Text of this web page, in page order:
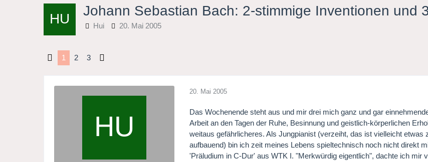
Johann Sebastian Bach: 2-stimmige Inventionen und
Hui 20. Mai 2005
1 2 3
20. Mai 2005
Das Wochenende steht aus und mir drei mich ganz und gar
Arbeit an den Tagen der Ruhe, Besinnung und geistlich-körperlichen
weitaus gefährlicheres. Als Jungpianist (verzeiht, das ist vielleicht
aufbauend) bin ich zeit meines Lebens spieltechnisch noch nicht direkt
'Präludium in C-Dur' aus WTK I. "Merkwürdig eigentlich", dachte ich mir